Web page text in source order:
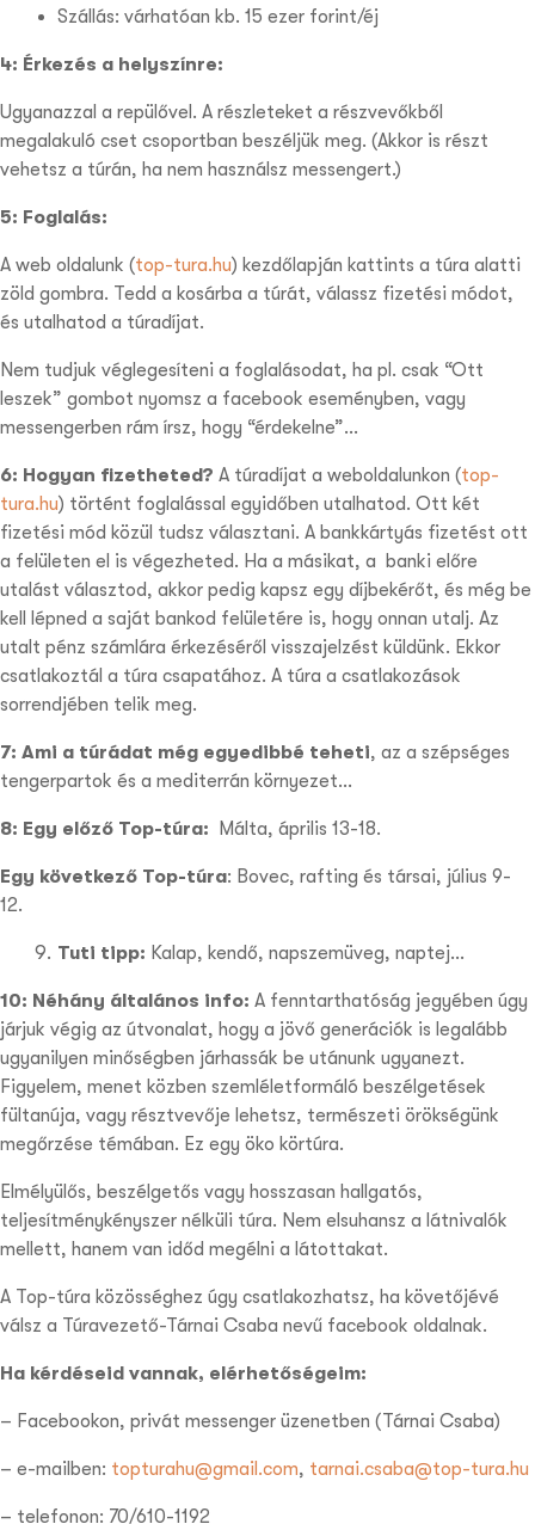
Szállás: várhatóan kb. 15 ezer forint/éj
4: Érkezés a helyszínre:
Ugyanazzal a repülővel. A részleteket a részvevőkből
megalakuló cset csoportban beszéljük meg. (Akkor is részt
vehetsz a túrán, ha nem használsz messengert.)
5: Foglalás:
A web oldalunk (top-tura.hu) kezdőlapján kattints a túra alatti
zöld gombra. Tedd a kosárba a túrát, válassz fizetési módot,
és utalhatod a túradíjat.
Nem tudjuk véglegesíteni a foglalásodat, ha pl. csak “Ott
leszek” gombot nyomsz a facebook eseményben, vagy
messengerben rám írsz, hogy “érdekelne”…
6: Hogyan fizetheted? A túradíjat a weboldalunkon (top-
tura.hu) történt foglalással egyidőben utalhatod. Ott két
fizetési mód közül tudsz választani. A bankkártyás fizetést ott
a felületen el is végezheted. Ha a másikat, a
banki előre
utalást választod, akkor pedig kapsz egy díjbekérőt, és még be
kell lépned a saját bankod felületére is, hogy onnan utalj. Az
utalt pénz számlára érkezéséről visszajelzést küldünk. Ekkor
csatlakoztál a túra csapatához. A túra a csatlakozások
sorrendjében telik meg.
7: Ami a túrádat még egyedibbé teheti, az a szépséges
tengerpartok és a mediterrán környezet…
8: Egy előző Top-túra: Málta, április 13-18.
Egy következő Top-túra: Bovec, rafting és társai, július 9-
12.
Tuti tipp: Kalap, kendő, napszemüveg, naptej…
10: Néhány általános info: A fenntarthatóság jegyében úgy
járjuk végig az útvonalat, hogy a jövő generációk is legalább
ugyanilyen minőségben járhassák be utánunk ugyanezt.
Figyelem, menet közben szemléletformáló beszélgetések
fültanúja, vagy résztvevője lehetsz, természeti örökségünk
megőrzése témában. Ez egy öko körtúra.
Elmélyülős, beszélgetős vagy hosszasan hallgatós,
teljesítménykényszer nélküli túra. Nem elsuhansz a látnivalók
mellett, hanem van időd megélni a látottakat.
A Top-túra közösséghez úgy csatlakozhatsz, ha követőjévé
válsz a Túravezető-Tárnai Csaba nevű facebook oldalnak.
Ha kérdéseid vannak, elérhetőségeim:
– Facebookon, privát messenger üzenetben (Tárnai Csaba)
– e-mailben: topturahu@gmail.com, tarnai.csaba@top-tura.hu
– telefonon: 70/610-1192